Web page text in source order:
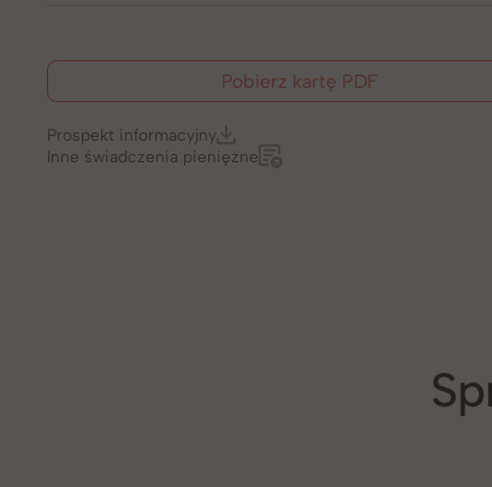
Pobierz kartę PDF
Prospekt informacyjny
Inne świadczenia pieniężne